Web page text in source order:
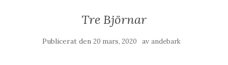
Tre Björnar
Publicerat den 20 mars, 2020 av andebark